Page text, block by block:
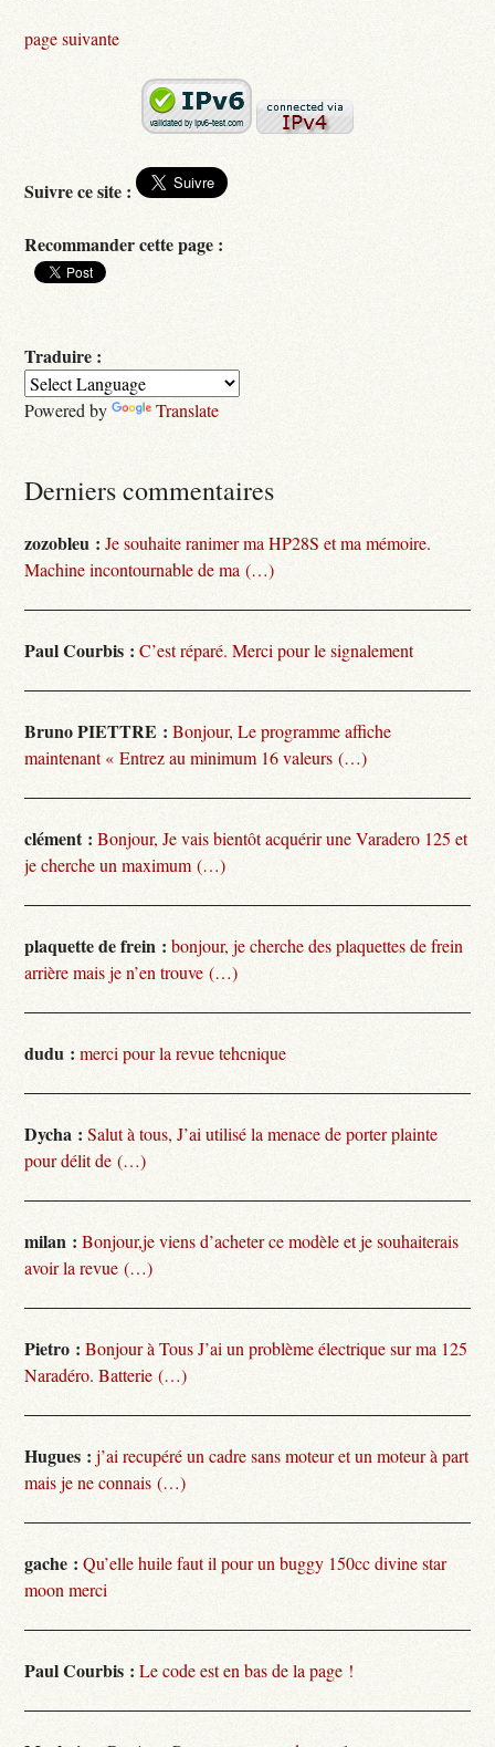
page suivante
Suivre ce site :
Recommander cette page :
Traduire :
Powered by Translate
Derniers commentaires
zozobleu : Je souhaite ranimer ma HP28S et ma mémoire.
Machine incontournable de ma (…)
Paul Courbis : C’est réparé. Merci pour le signalement
Bruno PIETTRE : Bonjour, Le programme affiche
maintenant « Entrez au minimum 16 valeurs (…)
clément : Bonjour, Je vais bientôt acquérir une Varadero 125 et
je cherche un maximum (…)
plaquette de frein : bonjour, je cherche des plaquettes de frein
arrière mais je n’en trouve (…)
dudu : merci pour la revue tehcnique
Dycha : Salut à tous, J’ai utilisé la menace de porter plainte
pour délit de (…)
milan : Bonjour,je viens d’acheter ce modèle et je souhaiterais
avoir la revue (…)
Pietro : Bonjour à Tous J’ai un problème électrique sur ma 125
Naradéro. Batterie (…)
Hugues : j’ai recupéré un cadre sans moteur et un moteur à part
mais je ne connais (…)
gache : Qu’elle huile faut il pour un buggy 150cc divine star
moon merci
Paul Courbis : Le code est en bas de la page !